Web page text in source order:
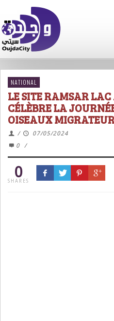
NATIONAL
LE SITE RAMSAR
CÉLÈBRE LA
OISEAUX
/
07/05/2024
0
/
0
SHARES